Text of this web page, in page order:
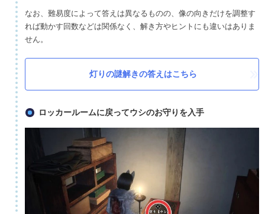
なお、難易度によって答えは異なるものの、像の向きだけを調整す
れば動かす回数などは関係なく、解き方やヒントにも違いはありま
せん。
灯りの謎解きの答えはこちら
ロッカールームに戻ってウシのお守りを入手